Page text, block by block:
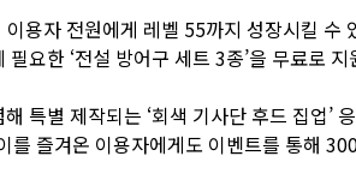
용자 전원에게 레벨 55까지 성장시킬 수
요한 ‘전설 방어구 세트 3종’을 무료로 지
특별 제작되는 ‘회색 기사단 후드 집업’
를 즐겨온 이용자에게도 이벤트를 통해